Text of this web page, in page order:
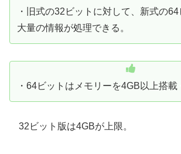
・旧式の32ビットに対して、新式の
大量の情報が処理できる。
・64ビットはメモリーを4GB以上搭載
32ビット版は4GBが上限。